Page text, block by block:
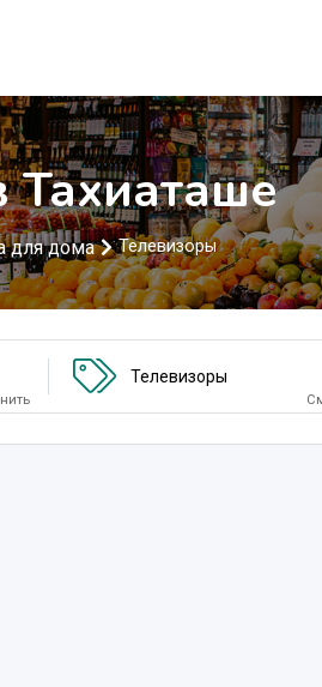
Тахиаташе
для дома Телевизоры
Телевизоры